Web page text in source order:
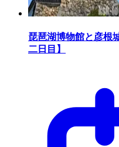
琵琶湖博物館と彦根
二日目】